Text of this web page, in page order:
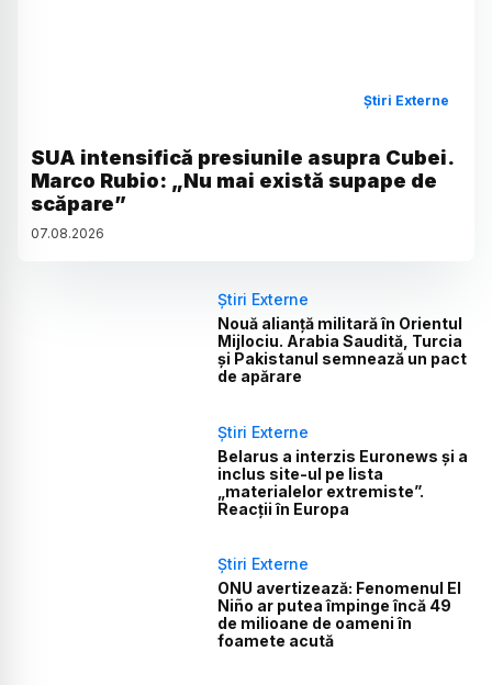
Știri Externe
SUA intensifică presiunile asupra Cubei.
Marco Rubio: „Nu mai există supape de
scăpare”
07.08.2026
Știri Externe
Nouă alianță militară în Orientul
Mijlociu. Arabia Saudită, Turcia
și Pakistanul semnează un pact
de apărare
Știri Externe
Belarus a interzis Euronews și a
inclus site-ul pe lista
„materialelor extremiste”.
Reacții în Europa
Știri Externe
ONU avertizează: Fenomenul El
Niño ar putea împinge încă 49
de milioane de oameni în
foamete acută